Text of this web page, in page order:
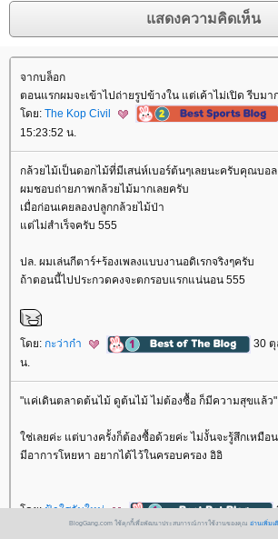
จากบล็อก
ตอนแรกผมจะเข้าไปถ่ายรูปข้างใน แต่เค้าไม่เปิด รีบมา
ดย: The Kop Civil
15:23:52 น.
กล้วยไม้เป็นดอกไม้ที่มีเสน่ห์เบอร์ต้นๆเลยนะครับคุณบอล
ผมชอบถ่ายภาพกล้วยไม้มากเลยครับ
เมื่อก่อนเคยลองปลูกกล้วยไม้ป่า
ต่ไม่สำเร็จครับ 555
ปล. ผมเล่นกีตาร์+ร้องเพลงแบบงานอดิเรกจริงๆครับ
ถ้าตอนนี้ไปประกวดคงจะตกรอบแรกแน่นอน 555
ดย: กะว่าก๋า
30
น.
"แค่เดินตลาดต้นไม้ ดูต้นไม้ ไม่ต้องซื้อ ก็มีความสุขแล้ว"
ช่เลยค่ะ แต่บางครั้งก็ต้องซื้อด้วยค่ะ ไม่งั้นจะรู้สึกเหมือ
มีอาการโหยหา อยากได้ไว้ในครอบครอง อิอิ
ดย:ฟ้าใสวันใหม่
15:52:17 น.
BlogGang.com ใช้คุกกี้เพื่อพัฒนาประสบการณ์การใช้งานของคุณ อ่านเพิ่มเ